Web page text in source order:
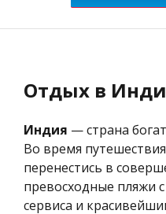
Отдых в
Индия — страна
Во время
перенестись в
превосходные пляжи
сервиса и